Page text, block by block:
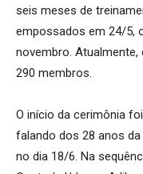
seis meses de
empossados em 24/5,
novembro. Atualmente,
290 membros.
O início da cerimônia
falando dos 28 anos
no dia 18/6. Na